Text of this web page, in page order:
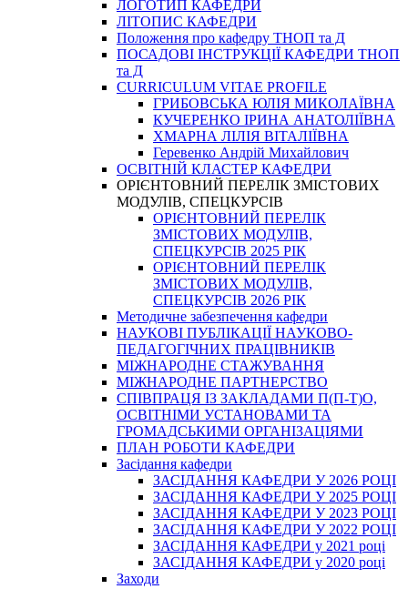
ЛОГОТИП КАФЕДРИ
ЛІТОПИС КАФЕДРИ
Положення про кафедру ТНОП та Д
ПОСАДОВІ ІНСТРУКЦІЇ КАФЕДРИ ТНОП
та Д
CURRICULUM VITAE PROFILE
ГРИБОВСЬКА ЮЛІЯ МИКОЛАЇВНА
КУЧЕРЕНКО ІРИНА АНАТОЛІЇВНА
ХМАРНА ЛІЛІЯ ВІТАЛІЇВНА
Геревенко Андрій Михайлович
ОСВІТНІЙ КЛАСТЕР КАФЕДРИ
ОРІЄНТОВНИЙ ПЕРЕЛІК ЗМІСТОВИХ
МОДУЛІВ, СПЕЦКУРСІВ
ОРІЄНТОВНИЙ ПЕРЕЛІК
ЗМІСТОВИХ МОДУЛІВ,
СПЕЦКУРСІВ 2025 РІК
ОРІЄНТОВНИЙ ПЕРЕЛІК
ЗМІСТОВИХ МОДУЛІВ,
СПЕЦКУРСІВ 2026 РІК
Методичне забезпечення кафедри
НАУКОВІ ПУБЛІКАЦІЇ НАУКОВО-
ПЕДАГОГІЧНИХ ПРАЦІВНИКІВ
МІЖНАРОДНЕ СТАЖУВАННЯ
МІЖНАРОДНЕ ПАРТНЕРСТВО
СПІВПРАЦЯ ІЗ ЗАКЛАДАМИ П(П-Т)О,
ОСВІТНІМИ УСТАНОВАМИ ТА
ГРОМАДСЬКИМИ ОРГАНІЗАЦІЯМИ
ПЛАН РОБОТИ КАФЕДРИ
Засідання кафедри
ЗАСІДАННЯ КАФЕДРИ У 2026 РОЦІ
ЗАСІДАННЯ КАФЕДРИ У 2025 РОЦІ
ЗАСІДАННЯ КАФЕДРИ У 2023 РОЦІ
ЗАСІДАННЯ КАФЕДРИ У 2022 РОЦІ
ЗАСІДАННЯ КАФЕДРИ у 2021 році
ЗАСІДАННЯ КАФЕДРИ у 2020 році
Заходи